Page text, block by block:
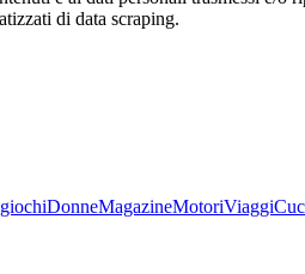
di data scraping.
DonneMagazineMotoriViaggi